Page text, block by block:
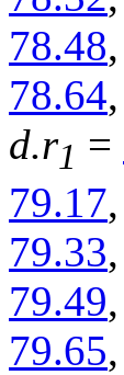
78.48,
78.64,
d.r1 =
79.17,
79.33,
79.49,
79.65,